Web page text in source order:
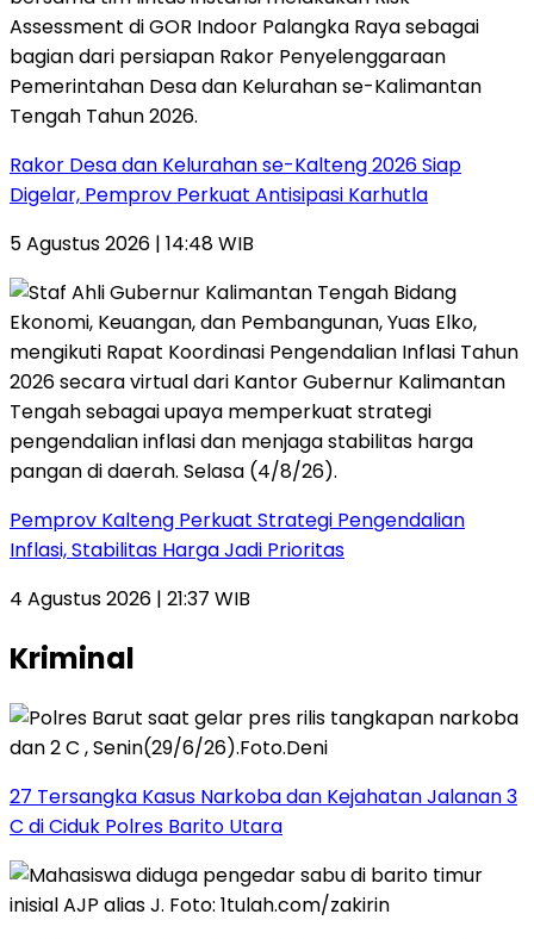
Rakor Desa dan Kelurahan se-Kalteng 2026 Siap
Digelar, Pemprov Perkuat Antisipasi Karhutla
5 Agustus 2026 | 14:48 WIB
Pemprov Kalteng Perkuat Strategi Pengendalian
Inflasi, Stabilitas Harga Jadi Prioritas
4 Agustus 2026 | 21:37 WIB
Kriminal
27 Tersangka Kasus Narkoba dan Kejahatan Jalanan 3
C di Ciduk Polres Barito Utara